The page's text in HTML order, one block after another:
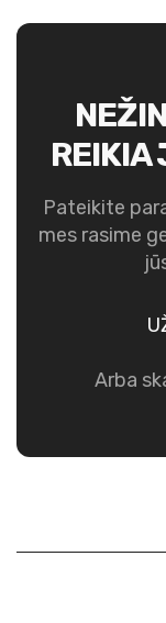
REIKIA
Pateikite
mes rasime
Arba